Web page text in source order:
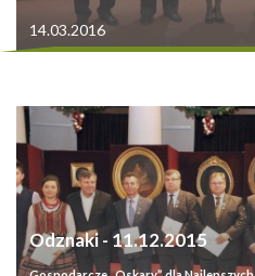
14.03.2016
Odznaki - 11.12.2015